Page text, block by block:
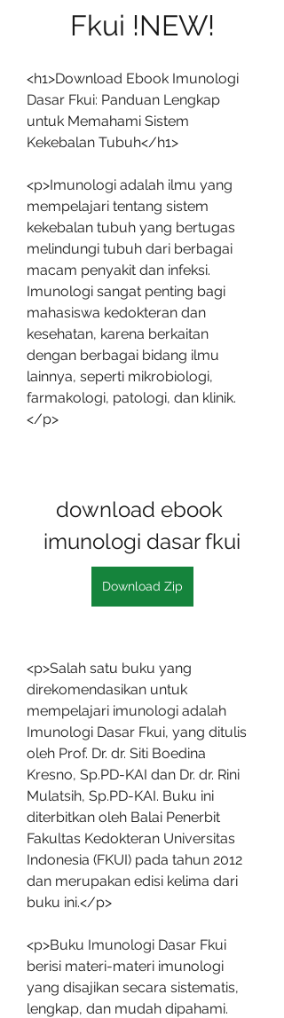
Fkui !NEW!
<h1>Download Ebook Imunologi
Dasar Fkui: Panduan Lengkap
untuk Memahami Sistem
Kekebalan Tubuh</h1>
<p>Imunologi adalah ilmu yang
mempelajari tentang sistem
kekebalan tubuh yang bertugas
melindungi tubuh dari berbagai
macam penyakit dan infeksi.
Imunologi sangat penting bagi
mahasiswa kedokteran dan
kesehatan, karena berkaitan
dengan berbagai bidang ilmu
lainnya, seperti mikrobiologi,
farmakologi, patologi, dan klinik.
</p>
download ebook
imunologi dasar fkui
Download Zip
<p>Salah satu buku yang
direkomendasikan untuk
mempelajari imunologi adalah
Imunologi Dasar Fkui, yang ditulis
oleh Prof. Dr. dr. Siti Boedina
Kresno, Sp.PD-KAI dan Dr. dr. Rini
Mulatsih, Sp.PD-KAI. Buku ini
diterbitkan oleh Balai Penerbit
Fakultas Kedokteran Universitas
Indonesia (FKUI) pada tahun 2012
dan merupakan edisi kelima dari
buku ini.</p>
<p>Buku Imunologi Dasar Fkui
berisi materi-materi imunologi
yang disajikan secara sistematis,
lengkap, dan mudah dipahami.